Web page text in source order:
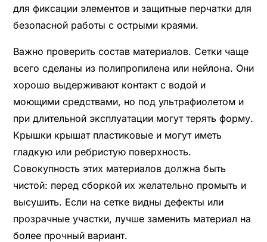
для фиксации элементов и защитные перчатки для
безопасной работы с острыми краями.
Важно проверить состав материалов. Сетки чаще
всего сделаны из полипропилена или нейлона. Они
хорошо выдерживают контакт с водой и
моющими средствами, но под ультрафиолетом и
при длительной эксплуатации могут терять форму.
Крышки крышат пластиковые и могут иметь
гладкую или ребристую поверхность.
Совокупность этих материалов должна быть
чистой: перед сборкой их желательно промыть и
высушить. Если на сетке видны дефекты или
прозрачные участки, лучше заменить материал на
более прочный вариант.